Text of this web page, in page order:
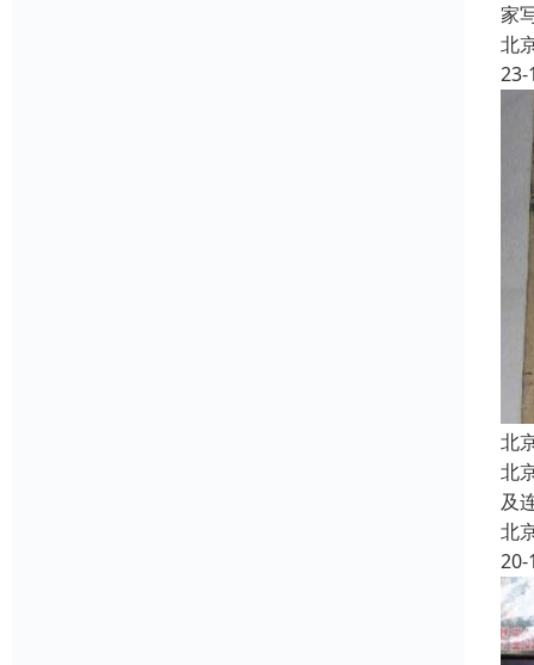
家
北
23-
北
北
及
北
20-